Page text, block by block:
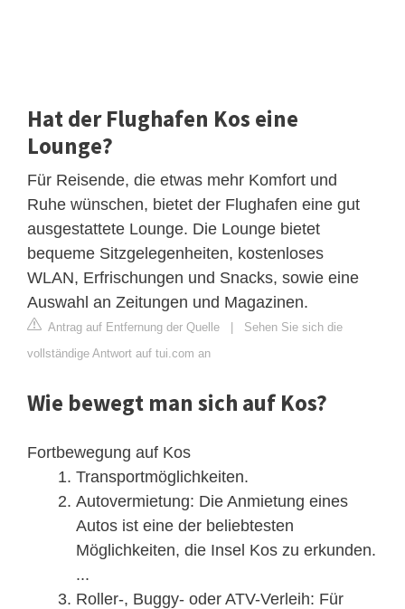
Hat der Flughafen Kos eine
Lounge?
Für Reisende, die etwas mehr Komfort und
Ruhe wünschen, bietet der Flughafen eine gut
ausgestattete Lounge. Die Lounge bietet
bequeme Sitzgelegenheiten, kostenloses
WLAN, Erfrischungen und Snacks, sowie eine
Auswahl an Zeitungen und Magazinen.
Antrag auf Entfernung der Quelle | Sehen Sie sich die
vollständige Antwort auf tui.com an
Wie bewegt man sich auf Kos?
Fortbewegung auf Kos
Transportmöglichkeiten.
Autovermietung: Die Anmietung eines
Autos ist eine der beliebtesten
Möglichkeiten, die Insel Kos zu erkunden.
...
Roller-, Buggy- oder ATV-Verleih: Für